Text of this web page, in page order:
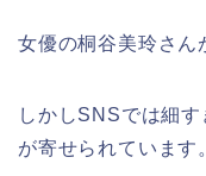
女優の桐谷美玲さん
しかしSNSでは細
が寄せられています